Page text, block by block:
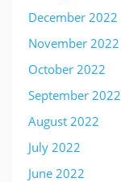
December 2022
November 2022
October 2022
September 2022
August 2022
July 2022
June 2022